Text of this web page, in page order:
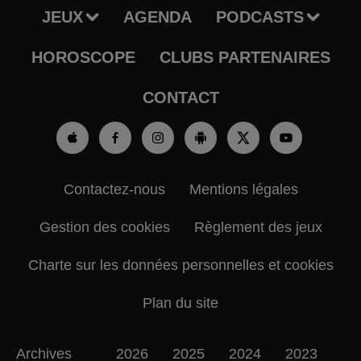
JEUX AGENDA PODCASTS
HOROSCOPE CLUBS PARTENAIRES
CONTACT
Contactez-nous Mentions légales
Gestion des cookies Règlement des jeux
Charte sur les données personnelles et cookies
Plan du site
Archives 2026 2025 2024 2023